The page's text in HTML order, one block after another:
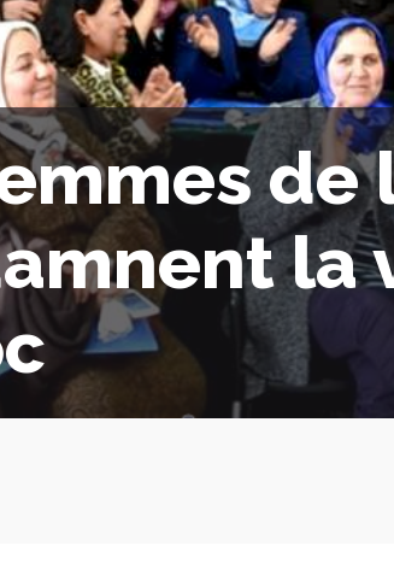
de
la